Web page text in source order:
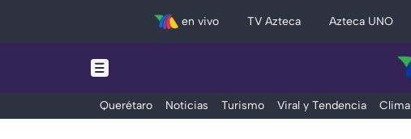
en vivo TV Azteca Azteca UNO
Querétaro Noticias Turismo Viral y Tendencia Clima